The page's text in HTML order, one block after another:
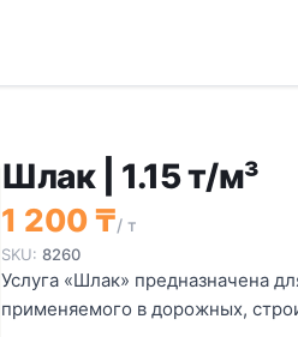
Шлак | 1.15 т/м³
1 200 ₸/ т
SKU: 8260
Услуга «Шлак» предназначена
применяемого в дорожных,